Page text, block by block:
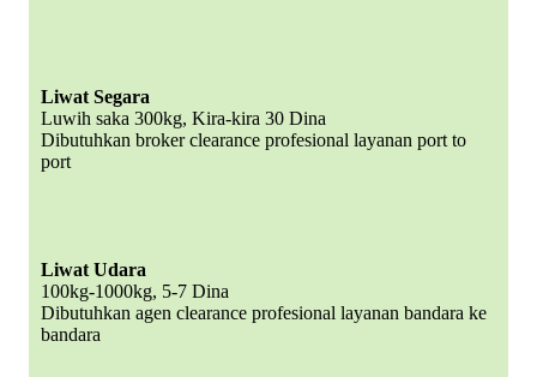
Liwat Segara
Luwih saka 300kg, Kira-kira 30 Dina
Dibutuhkan broker clearance profesional layanan port to
port
Liwat Udara
100kg-1000kg, 5-7 Dina
Dibutuhkan agen clearance profesional layanan bandara ke
bandara